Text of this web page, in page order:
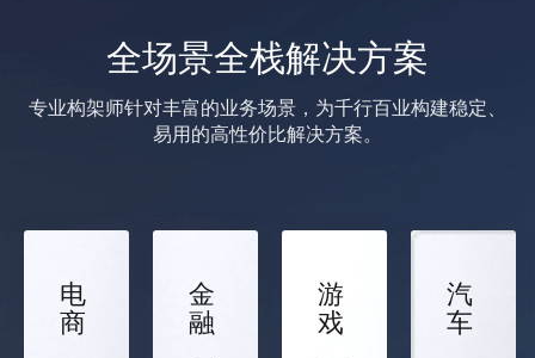
全场景全栈解决方案
专业构架师针对丰富的业务场景，为千行百业构建稳定、
易用的高性价比解决方案。
电
商
金
融
游
戏
汽
车